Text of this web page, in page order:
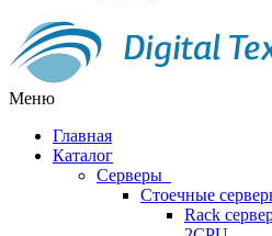
Меню
Главная
Каталог
Серверы
Стоечные
Rack